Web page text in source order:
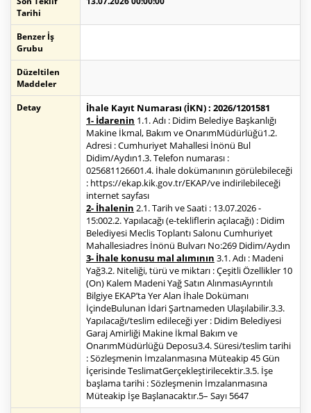
Tarihi
Benzer İş
Grubu
Düzeltilen
Maddeler
Detay
İhale Kayıt Numarası (İKN) : 2026/1201581
1- İdarenin 1.1. Adı : Didim Belediye Başkanlığı
Makine İkmal, Bakım ve OnarımMüdürlüğü1.2.
Adresi : Cumhuriyet Mahallesi İnönü Bul
Didim/Aydın1.3. Telefon numarası :
025681126601.4. İhale dokümanının görülebileceği
: https://ekap.kik.gov.tr/EKAP/ve indirilebileceği
internet sayfası
2- İhalenin 2.1. Tarih ve Saati : 13.07.2026 -
15:002.2. Yapılacağı (e-tekliflerin açılacağı) : Didim
Belediyesi Meclis Toplantı Salonu Cumhuriyet
Mahallesiadres İnönü Bulvarı No:269 Didim/Aydın
3- İhale konusu mal alımının 3.1. Adı : Madeni
Yağ3.2. Niteliği, türü ve miktarı : Çeşitli Özellikler 10
(On) Kalem Madeni Yağ Satın AlınmasıAyrıntılı
Bilgiye EKAP’ta Yer Alan İhale Dokümanı
İçindeBulunan İdari Şartnameden Ulaşılabilir.3.3.
Yapılacağı/teslim edileceği yer : Didim Belediyesi
Garaj Amirliği Makine İkmal Bakım ve
OnarımMüdürlüğü Deposu3.4. Süresi/teslim tarihi
: Sözleşmenin İmzalanmasına Müteakip 45 Gün
İçerisinde TeslimatGerçekleştirilecektir.3.5. İşe
başlama tarihi : Sözleşmenin İmzalanmasına
Müteakip İşe Başlanacaktır.5– Sayı 5647